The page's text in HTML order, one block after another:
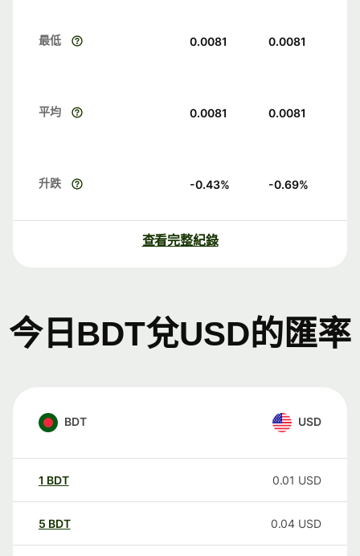
最低 0.0081 0.0081
平均 0.0081 0.0081
升跌 -0.43% -0.69%
查看完整紀錄
今日BDT兌USD的匯率
BDT USD
1 BDT 0.01 USD
5 BDT 0.04 USD